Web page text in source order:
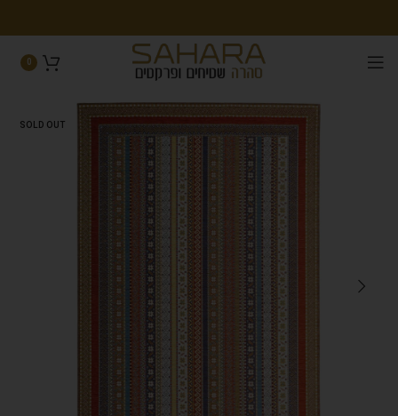
0
SOLD OUT